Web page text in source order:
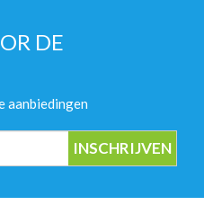
DE
aanbiedingen